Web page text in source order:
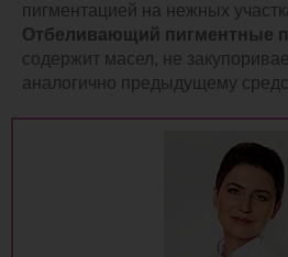
пигментацией на нежных
Отбеливающий пигментные
содержит масел, не
аналогично предыдущему